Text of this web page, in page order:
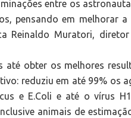
entre os
pensando em melhorar
Reinaldo Muratori,
até obter os melhores
reduziu em até 99% os
e E.Coli e até o vírus
animais de